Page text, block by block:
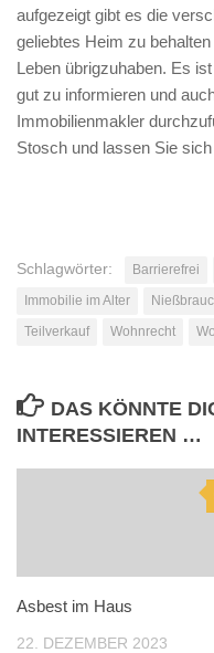
aufgezeigt gibt es die
geliebtes Heim zu
Leben übrigzuhaben. Es
gut zu informieren und
Immobilienmakler
Stosch und lassen Sie
Schlagwörter: Barrierefrei
Immobilie im Alter
Teilverkauf
Wohnrecht
DAS KÖNNTE
INTERESSIEREN …
Asbest im Haus
22. DEZEMBER 2023